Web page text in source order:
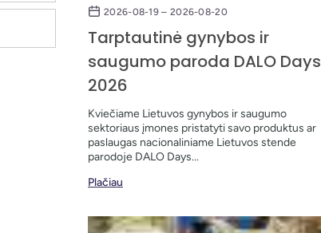
2026-08-19 – 2026-08-20
Tarptautinė gynybos ir
saugumo paroda DALO Days
2026
Kviečiame Lietuvos gynybos ir saugumo
sektoriaus įmones pristatyti savo produktus ar
paslaugas nacionaliniame Lietuvos stende
parodoje DALO Days...
Plačiau